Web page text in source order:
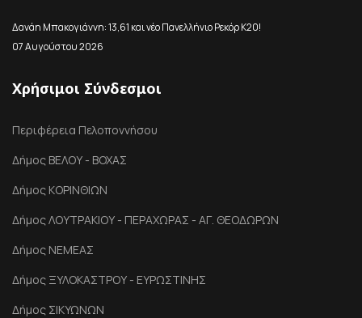
Δανάη Μπακογιάννη: 13,61 και νέο Πανελλήνιο Ρεκόρ Κ20!
07 Αυγούστου 2026
Χρήσιμοι Σύνδεσμοι
Περιφέρεια Πελοποννήσου
Δήμος ΒΕΛΟΥ - ΒΟΧΑΣ
Δήμος ΚΟΡΙΝΘΙΩΝ
Δήμος ΛΟΥΤΡΑΚΙΟΥ - ΠΕΡΑΧΩΡΑΣ - ΑΓ. ΘΕΟΔΩΡΩΝ
Δήμος ΝΕΜΕΑΣ
Δήμος ΞΥΛΟΚΑΣΤΡΟΥ - ΕΥΡΩΣΤΙΝΗΣ
Δήμος ΣΙΚΥΩΝΩΝ